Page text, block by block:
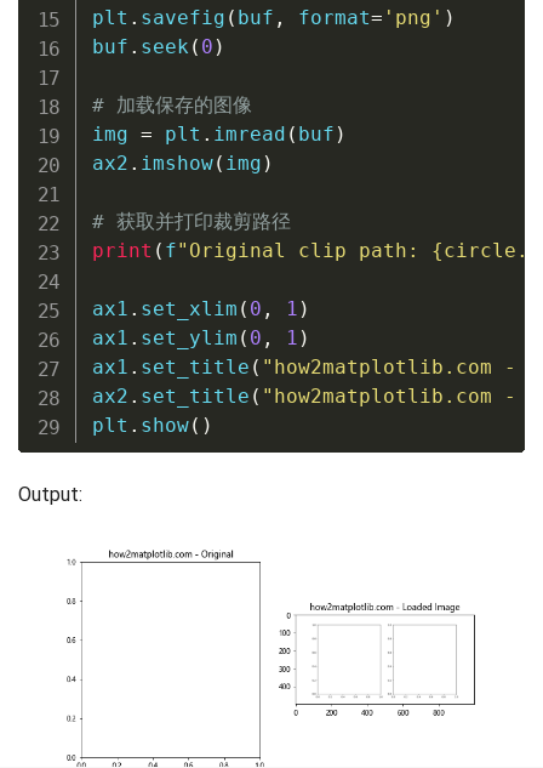
plt . savefig ( buf , format= 'png' )
buf . seek ( 0 )
# 加载保存的图像
img = plt . imread ( buf )
ax2 . imshow( img )
# 获取并打印裁剪路径
print ( f"Original clip path: {circle .
ax1 . set_xlim ( 0 , 1 )
ax1 . set_ylim ( 0 , 1 )
ax1 . set_title ( "how2matplotlib.com -
ax2 . set_title ( "how2matplotlib.com -
plt . show( )
Output: